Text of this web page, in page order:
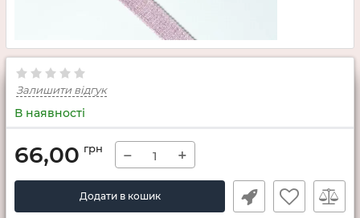
Залишити відгук
В наявності
66,00 грн − +
Додати в кошик